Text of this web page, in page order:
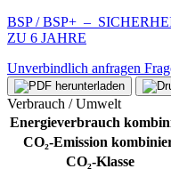
BSP / BSP+ –
ZU 6 JAHRE
Unverbindlich anfragen
Verbrauch / Umwelt
Energieverbrauch
CO₂-Emission
CO₂-Klasse